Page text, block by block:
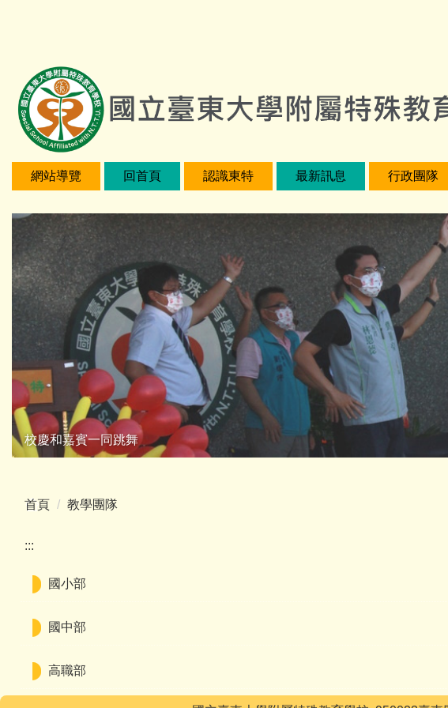
容
網站導覽 回首頁 認識東特 最新訊息 行政團隊
校慶和嘉賓一同跳舞
首頁 教學團隊
:::
國小部
國中部
高職部